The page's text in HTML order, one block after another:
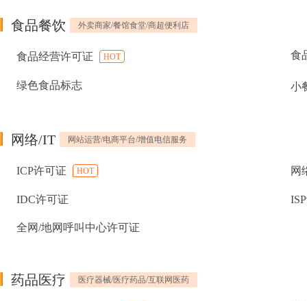
食品餐饮 外卖商家/餐馆食堂/商超便利店
食品经营许可证 HOT 食
绿色食品标志 小
网络/IT 网站运营/电商平台/增值电信服务
ICP许可证 HOT 网
IDC许可证
全网/地网呼叫中心许可证
药品医疗 医疗器械/医疗药品/互联网医药